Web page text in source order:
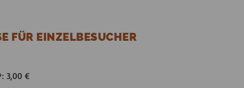
FÜR EINZELBESUCHER
3,00 €